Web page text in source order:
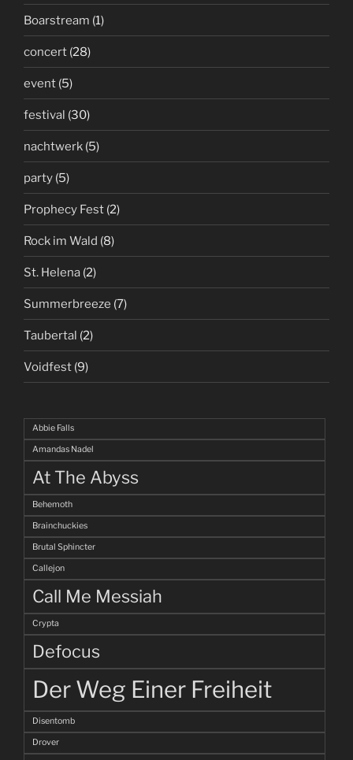
Boarstream (1)
concert (28)
event (5)
festival (30)
nachtwerk (5)
party (5)
Prophecy Fest (2)
Rock im Wald (8)
St. Helena (2)
Summerbreeze (7)
Taubertal (2)
Voidfest (9)
Abbie Falls
Amandas Nadel
At The Abyss
Behemoth
Brainchuckies
Brutal Sphincter
Callejon
Call Me Messiah
Crypta
Defocus
Der Weg Einer Freiheit
Disentomb
Drover